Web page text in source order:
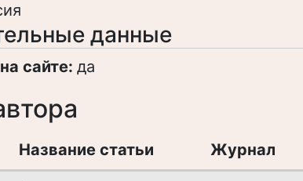
данные
сайте: да
Название статьи Журнал